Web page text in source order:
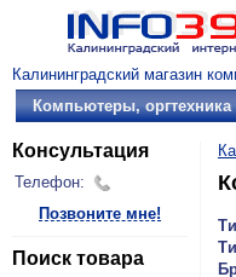
Калининградский магазин
Компьютеры, оргтехника
Консультация
Телефон:
Позвоните мне!
Поиск товара